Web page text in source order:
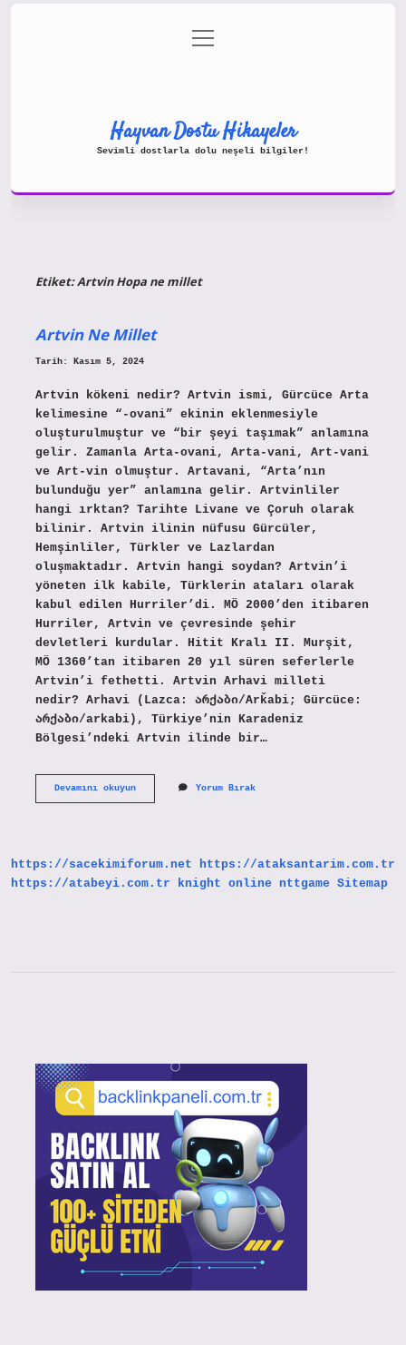
Gizlilik Politikası
menüyü
aç
Hayvan Dostu Hikayeler
Sevimli dostlarla dolu neşeli bilgiler!
Etiket:Artvin Hopa ne millet
Artvin Ne Millet
Tarih: Kasım 5, 2024
Artvin kökeni nedir? Artvin ismi, Gürcüce Arta
kelimesine “-ovani” ekinin eklenmesiyle
oluşturulmuştur ve “bir şeyi taşımak” anlamına
gelir. Zamanla Arta-ovani, Arta-vani, Art-vani
ve Art-vin olmuştur. Artavani, “Arta’nın
bulunduğu yer” anlamına gelir. Artvinliler
hangi ırktan? Tarihte Livane ve Çoruh olarak
bilinir. Artvin ilinin nüfusu Gürcüler,
Hemşinliler, Türkler ve Lazlardan
oluşmaktadır. Artvin hangi soydan? Artvin’i
yöneten ilk kabile, Türklerin ataları olarak
kabul edilen Hurriler’di. MÖ 2000’den itibaren
Hurriler, Artvin ve çevresinde şehir
devletleri kurdular. Hitit Kralı II. Murşit,
MÖ 1360’tan itibaren 20 yıl süren seferlerle
Artvin’i fethetti. Artvin Arhavi milleti
nedir? Arhavi (Lazca: არქაბი/Arǩabi; Gürcüce:
არქაბი/arkabi), Türkiye’nin Karadeniz
Bölgesi’ndeki Artvin ilinde bir…
Devamını okuyunArtvin
Yorum Bırak
https://sacekimiforum.net
https://ataksantarim.com.tr
https://atabeyi.com.tr
knight online nttgame Sitemap